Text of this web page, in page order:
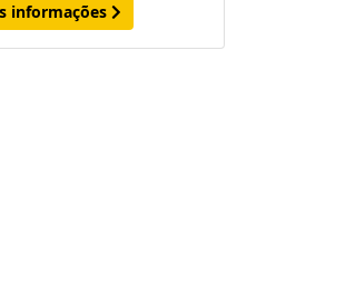
informações